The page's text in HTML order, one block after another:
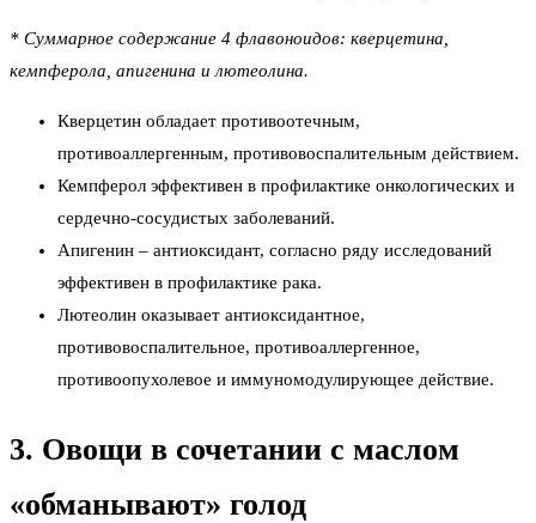
* Суммарное содержание 4 флавоноидов: кверцетина,
кемпферола, апигенина и лютеолина.
Кверцетин обладает противоотечным,
противоаллергенным, противовоспалительным действием.
Кемпферол эффективен в профилактике онкологических и
сердечно-сосудистых заболеваний.
Апигенин – антиоксидант, согласно ряду исследований
эффективен в профилактике рака.
Лютеолин оказывает антиоксидантное,
противовоспалительное, противоаллергенное,
противоопухолевое и иммуномодулирующее действие.
3. Овощи в сочетании с маслом
«обманывают» голод